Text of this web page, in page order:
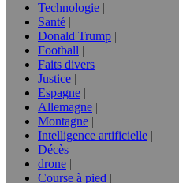
Technologie
Santé
Donald Trump
Football
Faits divers
Justice
Espagne
Allemagne
Montagne
Intelligence artificielle
Décès
drone
Course à pied